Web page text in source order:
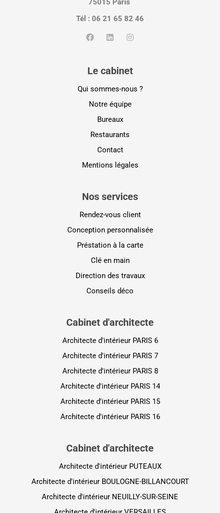
75015 Paris
Tél : 06 21 65 82 46
Le cabinet
Qui sommes-nous ?
Notre équipe
Bureaux
Restaurants
Contact
Mentions légales
Nos services
Rendez-vous client
Conception personnalisée
Préstation à la carte
Clé en main
Direction des travaux
Conseils déco
Cabinet d'architecte
Architecte d'intérieur PARIS 6
Architecte d'intérieur PARIS 7
Architecte d'intérieur PARIS 8
Architecte d'intérieur PARIS 14
Architecte d'intérieur PARIS 15
Architecte d'intérieur PARIS 16
Cabinet d'architecte
Architecte d'intérieur PUTEAUX
Architecte d'intérieur BOULOGNE-BILLANCOURT
Architecte d'intérieur NEUILLY-SUR-SEINE